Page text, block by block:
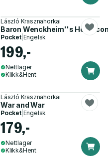
László Krasznahorkai
Baron Wenckheim''s
Pocket| Engelsk
199,-
Nettlager
Klikk&Hent
László Krasznahorkai
War and War
Pocket| Engelsk
179,-
Nettlager
Klikk&Hent